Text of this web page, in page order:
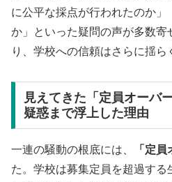
に公平な採点が行われたのか
か」といった疑問の声が多数寄
り、学校への信頼はさらに揺ら
見えてきた「定員オーバ
疑惑まで浮上した理由
一連の騒動の根底には、 「定
た。学校は募集定員を超過する